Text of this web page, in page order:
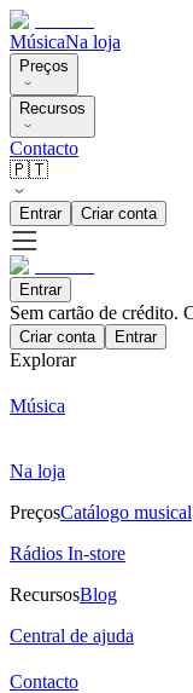
MúsicaNa loja
Preços
Recursos
Contacto
🇵🇹
Entrar Criar conta
Entrar
Sem cartão de crédito.
Criar conta Entrar
Explorar
Música
Na loja
PreçosCatálogo musical
Rádios In-store
RecursosBlog
Central de ajuda
Contacto